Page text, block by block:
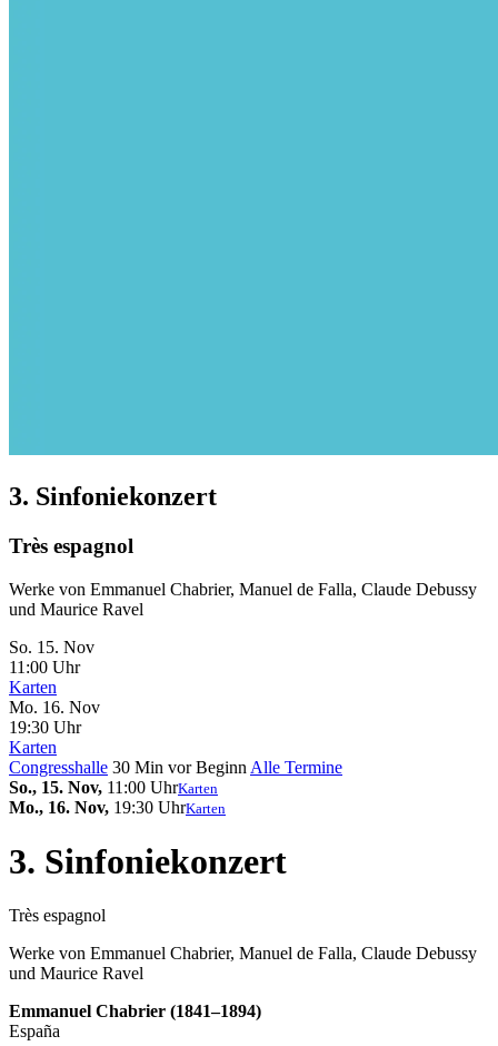
3. Sinfoniekonzert
Très espagnol
Werke von Emmanuel Chabrier, Manuel de Falla, Claude Debussy
und Maurice Ravel
So. 15. Nov
11:00 Uhr
Karten
Mo. 16. Nov
19:30 Uhr
Karten
Congresshalle 30 Min vor Beginn Alle Termine
So., 15. Nov, 11:00 UhrKarten
Mo., 16. Nov, 19:30 UhrKarten
3. Sinfoniekonzert
Très espagnol
Werke von Emmanuel Chabrier, Manuel de Falla, Claude Debussy
und Maurice Ravel
Emmanuel Chabrier (1841–1894)
España